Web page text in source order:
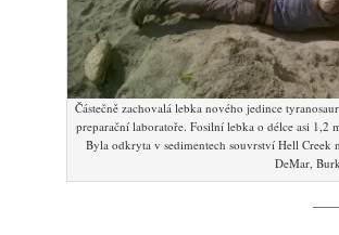
Částečně zachovalá lebka nového jedince
preparační laboratoře. Fosilní lebka o délce asi
Byla odkryta v sedimentech souvrství Hell
DeMar,